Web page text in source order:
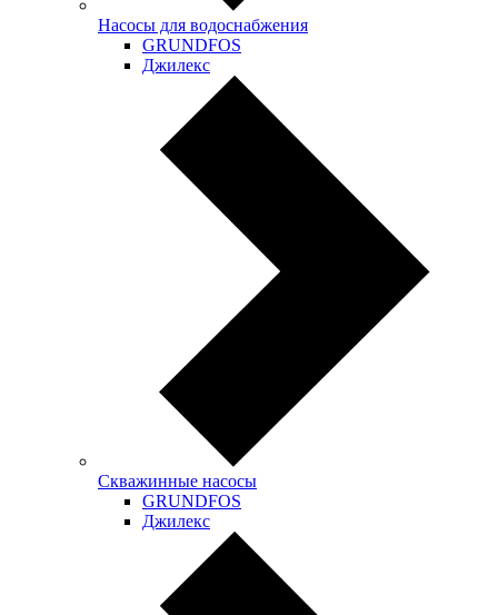
Насосы для водоснабжения
GRUNDFOS
Джилекс
Скважинные насосы
GRUNDFOS
Джилекс